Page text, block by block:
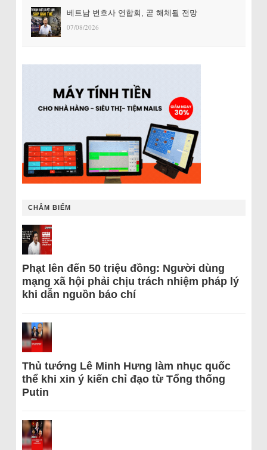
베트남 변호사 연합회, 곧 해체될 전망
07/08/2026
CHÂM BIẾM
Phạt lên đến 50 triệu đồng: Người dùng
mạng xã hội phải chịu trách nhiệm pháp lý
khi dẫn nguồn báo chí
Thủ tướng Lê Minh Hưng làm nhục quốc
thể khi xin ý kiến chỉ đạo từ Tổng thống
Putin